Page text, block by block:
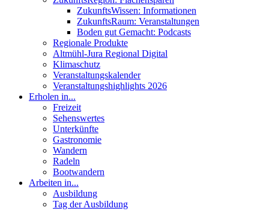
ZukunftsWissen: Informationen
ZukunftsRaum: Veranstaltungen
Boden gut Gemacht: Podcasts
Regionale Produkte
Altmühl-Jura Regional Digital
Klimaschutz
Veranstaltungskalender
Veranstaltungshighlights 2026
Erholen in...
Freizeit
Sehenswertes
Unterkünfte
Gastronomie
Wandern
Radeln
Bootwandern
Arbeiten in...
Ausbildung
Tag der Ausbildung